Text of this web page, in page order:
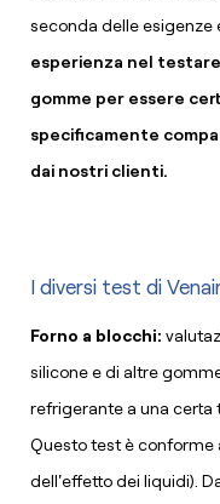
seconda delle esigenze
esperienza nel
gomme per essere
specificamente
dai nostri clienti.
I diversi test di
Forno a blocchi:
silicone e di altre
refrigerante a una certa
Questo test è conforme
dell'effetto dei liquidi).